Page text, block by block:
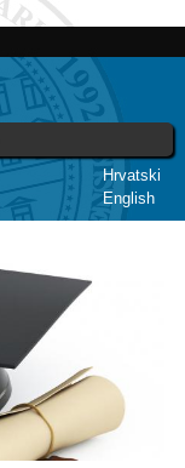
Hrvatski
English